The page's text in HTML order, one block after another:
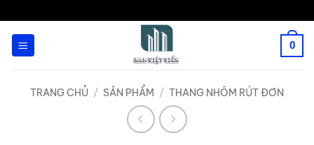
0
TRANG CHỦ / SẢN PHẨM / THANG NHÔM RÚT ĐƠN